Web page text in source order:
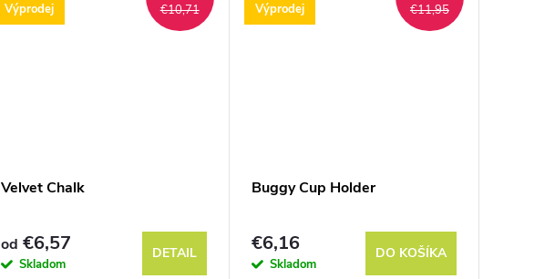
Výprodej
€10,71
Velvet Chalk
od €6,57
Skladom
DETAIL
Výprodej
€11,95
Buggy Cup Holder
€6,16
Skladom
DO KOŠÍKA